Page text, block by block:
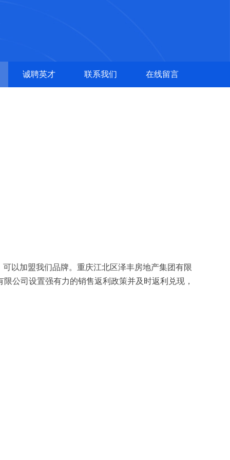
诚聘英才 联系我们 在线留言
以加盟我们品牌。重庆江北区泽丰房地产集团有限
公司设置强有力的销售返利政策并及时返利兑现，